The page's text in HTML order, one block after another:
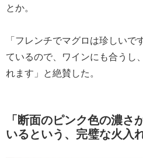
とか。
「フレンチでマグロは珍しい
ているので、ワインにも合うし
れます」と絶賛した。
「断面のピンク色の濃さ
いるという、完璧な火入